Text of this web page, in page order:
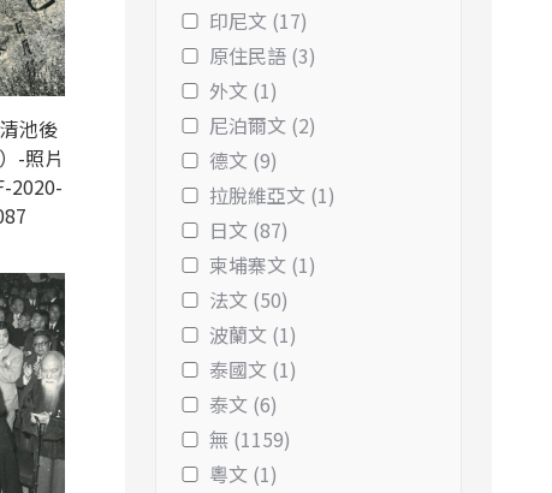
池後
-照片
2020-
印尼文 (17)
原住民語 (3)
外文 (1)
尼泊爾文 (2)
德文 (9)
拉脫維亞文 (1)
日文 (87)
柬埔寨文 (1)
法文 (50)
波蘭文 (1)
泰國文 (1)
泰文 (6)
無 (1159)
粵文 (1)